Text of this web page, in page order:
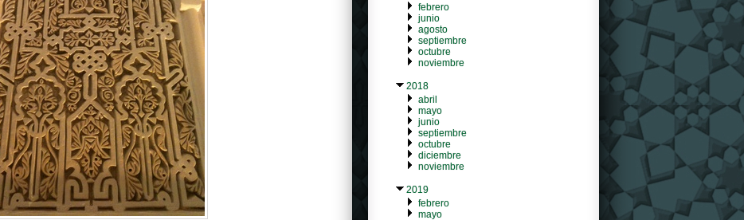
febrero
junio
agosto
septiembre
octubre
noviembre
2018
abril
mayo
junio
septiembre
octubre
diciembre
noviembre
2019
febrero
mayo